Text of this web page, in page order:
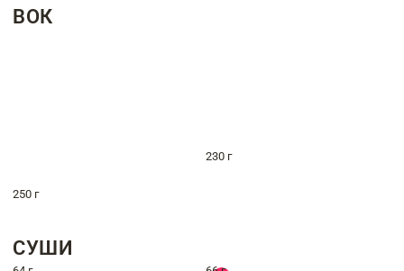
ВОК
230 г
250 г
СУШИ